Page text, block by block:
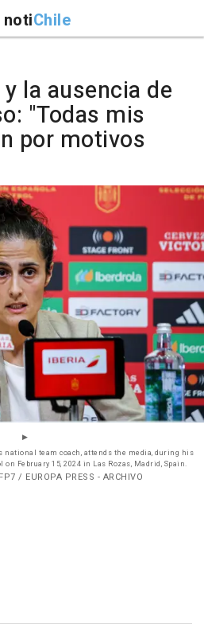
notiChile
la ausencia de
"Todas mis
por motivos
national team coach, attends the media, during his
February 15, 2024 in Las Rozas, Madrid, Spain.
/ EUROPA PRESS - ARCHIVO